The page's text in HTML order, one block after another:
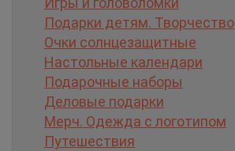
Подарки детям. Творчество
Очки солнцезащитные
Настольные календари
Подарочные наборы
Деловые подарки
Мерч. Одежда с логотипом
Путешествия